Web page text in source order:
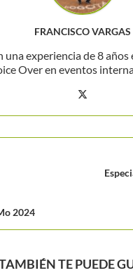
FRANCISCO VARGAS
experiencia de 8
Over en eventos
2024
TE PUEDE